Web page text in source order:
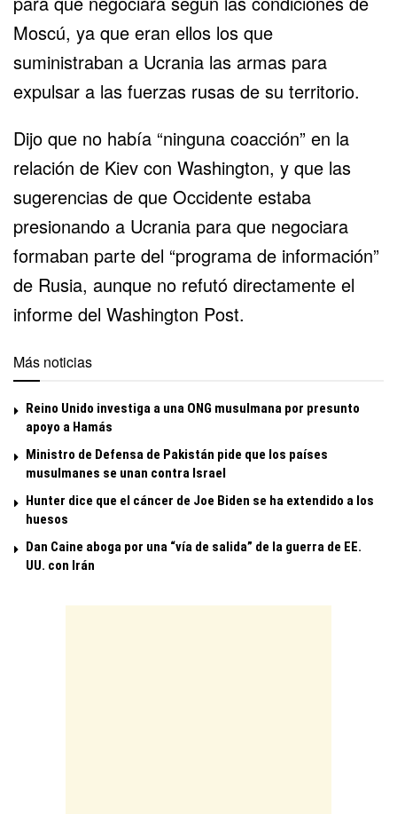
Moscú, ya que eran ellos los que
suministraban a Ucrania las armas para
expulsar a las fuerzas rusas de su territorio.
Dijo que no había “ninguna coacción” en la
relación de Kiev con Washington, y que las
sugerencias de que Occidente estaba
presionando a Ucrania para que negociara
formaban parte del “programa de información”
de Rusia, aunque no refutó directamente el
informe del Washington Post.
Más noticias
Reino Unido investiga a una ONG musulmana por presunto
apoyo a Hamás
Ministro de Defensa de Pakistán pide que los países
musulmanes se unan contra Israel
Hunter dice que el cáncer de Joe Biden se ha extendido a los
huesos
Dan Caine aboga por una “vía de salida” de la guerra de EE.
UU. con Irán